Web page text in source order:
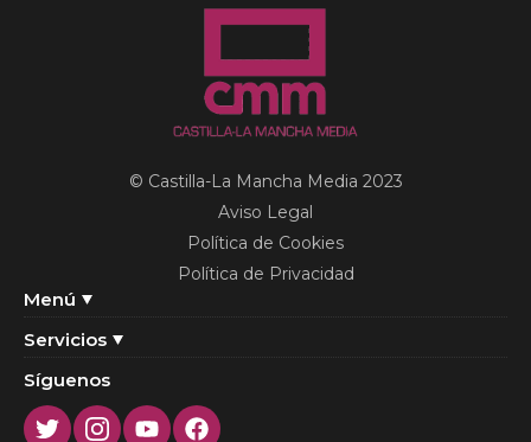
Menú
Servicios
© Castilla-La Mancha Media 2023
Aviso Legal
Política de Cookies
Política de Privacidad
Síguenos
TwitterInstagram
YoutubeFacebook